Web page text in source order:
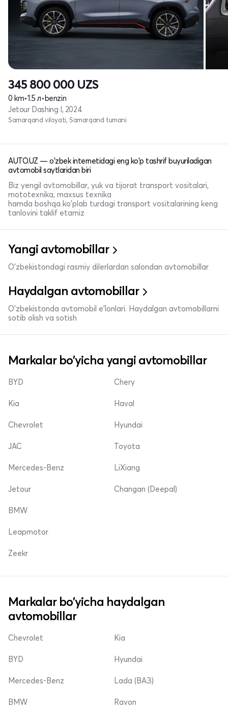
345 800 000 UZS
0 km•1.5 л•benzin
Jetour Dashing I, 2024
Samarqand viloyati, Samarqand tumani
AUTO.UZ — o'zbek internetidagi eng ko'p tashrif buyuriladigan
avtomobil saytlaridan biri
Biz yengil avtomobillar, yuk va tijorat transport vositalari,
mototexnika, maxsus texnika
hamda boshqa ko'plab turdagi transport vositalarining keng
tanlovini taklif etamiz
Yangi avtomobillar
O'zbekistondagi rasmiy dilerlardan salondan avtomobillar
Haydalgan avtomobillar
O'zbekistonda avtomobil e’lonlari. Haydalgan avtomobillarni
sotib olish va sotish
Markalar bo'yicha yangi avtomobillar
BYD
Kia
Chevrolet
Chery
Haval
Hyundai
JAC
Mercedes-Benz
Jetour
Toyota
LiXiang
Changan (Deepal)
BMW
Leapmotor
Zeekr
Markalar bo'yicha haydalgan
avtomobillar
Chevrolet
BYD
Mercedes-Benz
Kia
Hyundai
Lada (ВАЗ)
BMW Ravon